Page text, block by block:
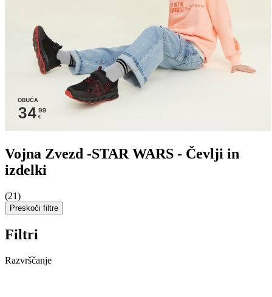
Vojna Zvezd -STAR WARS - Čevlji in
izdelki
(21)
Preskoči filtre
Filtri
Razvrščanje